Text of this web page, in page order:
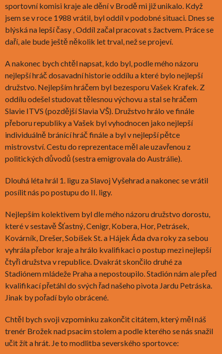
sportovní komisi kraje ale dění v Brodě mi již unikalo. Když
jsem se v roce 1988 vrátil, byl oddíl v podobné situaci. Dnes se
blýská na lepší časy , Oddíl začal pracovat s žactvem. Práce se
daří, ale bude ještě několik let trval, než se projeví.
A nakonec bych chtěl napsat, kdo byl, podle mého názoru
nejlepší hráč dosavadní historie oddílu a které bylo nejlepší
družstvo. Nejlepším hráčem byl bezesporu Vašek Krafek. Z
oddílu odešel studovat tělesnou výchovu a stal se hráčem
Slavie ITVS (pozdější Slavia VŠ). Družstvo hrálo ve finále
přeboru republiky a Vašek byl vyhodnocen jako nejlepší
individuálně bránící hráč finále a byl v nejlepší pětce
mistrovství. Cestu do reprezentace měl ale uzavřenou z
politických důvodů (sestra emigrovala do Austrálie).
Dlouhá léta hrál 1. ligu za Slavoj Vyšehrad a nakonec se vrátil
posílit nás po postupu do II. ligy.
Nejlepším kolektivem byl dle mého názoru družstvo dorostu,
které v sestavě Šťastný, Cenigr, Kobera, Hor, Petrásek,
Kovárník, Drešer, Sobíšek St. a Hájek Áda dva roky za sebou
vyhrála přebor kraje a hrálo kvalifikaci o postup mezi nejlepší
čtyři družstva v republice. Dvakrát skončilo druhé za
Stadiónem mládeže Praha a nepostoupilo. Stadión nám ale před
kvalifikací přetáhl do svých řad našeho pivota Jardu Petráska.
Jinak by pořadí bylo obrácené.
Chtěl bych svoji vzpomínku zakončit citátem, který měl náš
trenér Brožek nad psacím stolem a podle kterého se nás snažil
učit žít a hrát. Je to modlitba severského sportovce: